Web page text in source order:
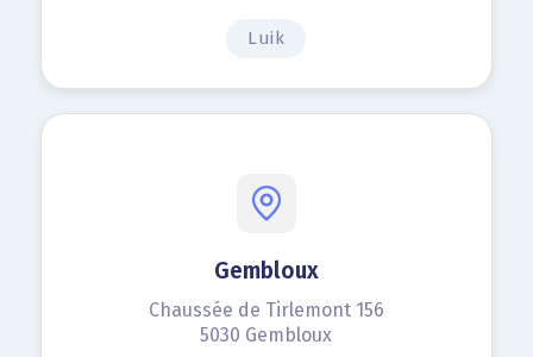
Luik
Gembloux
Chaussée de Tirlemont 156
5030 Gembloux